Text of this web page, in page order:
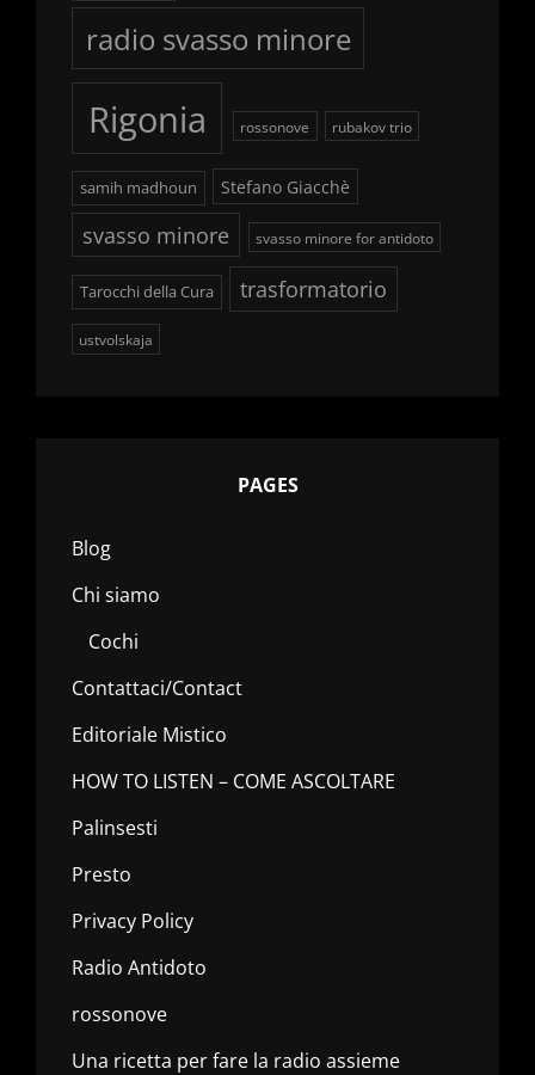
radio svasso minore
Rigonia rossonove rubakov trio
samih madhoun Stefano Giacchè
svasso minore svasso minore for antidoto
Tarocchi della Cura trasformatorio
ustvolskaja
PAGES
Blog
Chi siamo
Cochi
Contattaci/Contact
Editoriale Mistico
HOW TO LISTEN – COME ASCOLTARE
Palinsesti
Presto
Privacy Policy
Radio Antidoto
rossonove
Una ricetta per fare la radio assieme